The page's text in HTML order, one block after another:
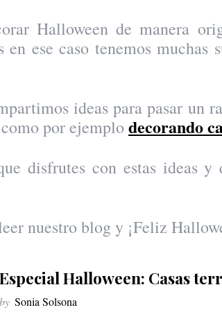
Halloween de manera
en ese caso tenemos muchas
ideas para pasar un
por ejemplodecorando
disfrutes con estas ideas y
nuestro blog y ¡Feliz
Especial Halloween: Casas
by Sonia Solsona